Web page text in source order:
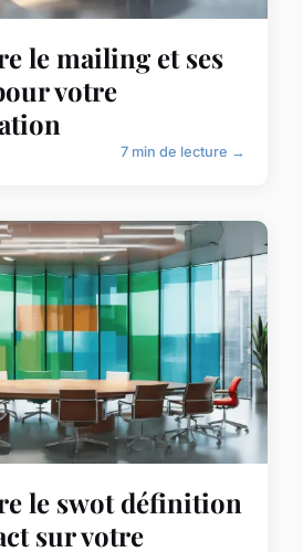
le mailing et ses
votre
7 min de lecture →
le swot définition
sur votre